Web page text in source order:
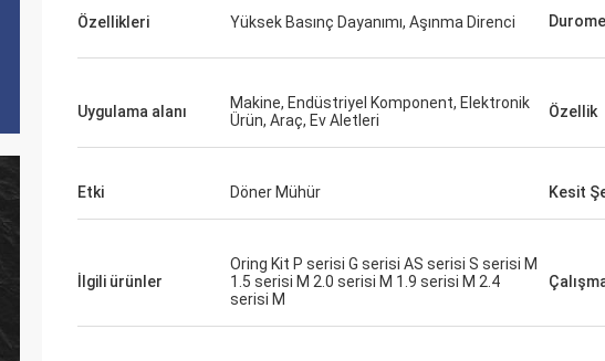
Eski müşteriler, işler hala her zamanki gibi,
Ajans ürünleri% 100 orijinal, olağanüstü
önerilerde bulunmak,
Özellikleri Yüksek Basınç Dayanımı, Aşınma Direnci
Uygulama alanı
Makine, Endüstriyel Komponent, Elektronik
Ürün, Araç, Ev Aletleri
Özellik
Etki Döner Mühür Kesit
İlgili ürünler
Oring Kit P serisi G serisi AS serisi S serisi M
1.5 serisi M 2.0 serisi M 1.9 serisi M 2.4
serisi M